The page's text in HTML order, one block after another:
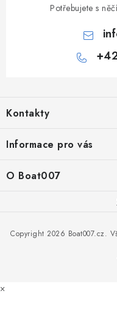
Potřebujete s
p
a
Kontakty
+420 775 473 808
PŘÍJEM/VÝDEJ/SERVIS
Informace pro vás
Obchodní podmínky
Podmínky ochrany
O Boat007
Copyright 2026 Boat007.cz.
×